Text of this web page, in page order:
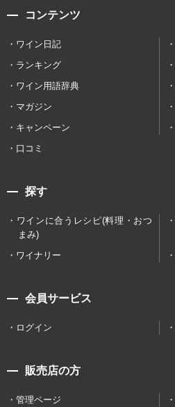
コンテンツ
ワイン日記
ランキング
ワイン用語辞典
マガジン
キャンペーン
口コミ
探す
ワインに合うレシピ(料理・おつ
まみ)
ワイナリー
会員サービス
ログイン
販売店の方
管理ページ